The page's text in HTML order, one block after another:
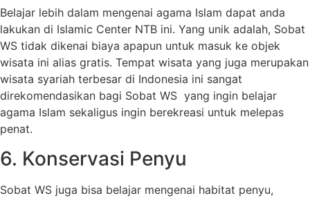
Belajar lebih dalam mengenai agama Islam dapat anda
lakukan di Islamic Center NTB ini. Yang unik adalah, Sobat
WS tidak dikenai biaya apapun untuk masuk ke objek
wisata ini alias gratis. Tempat wisata yang juga merupakan
wisata syariah terbesar di Indonesia ini sangat
direkomendasikan bagi Sobat WS yang ingin belajar
agama Islam sekaligus ingin berekreasi untuk melepas
penat.
6. Konservasi Penyu
Sobat WS juga bisa belajar mengenai habitat penyu,